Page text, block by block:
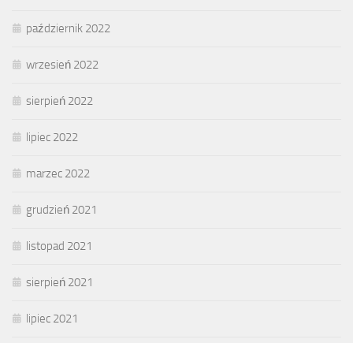
październik 2022
wrzesień 2022
sierpień 2022
lipiec 2022
marzec 2022
grudzień 2021
listopad 2021
sierpień 2021
lipiec 2021